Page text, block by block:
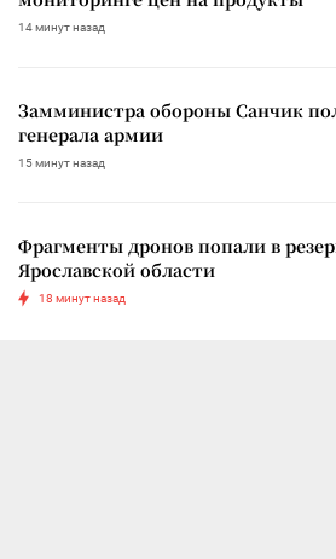
14 минут назад
Замминистра обороны Санчик
генерала армии
15 минут назад
Фрагменты дронов попали в
Ярославской области
18 минут назад